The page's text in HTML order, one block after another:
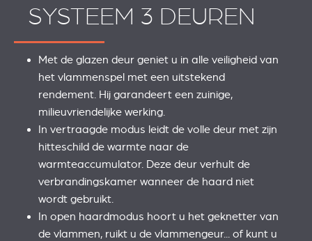
SYSTEEM 3 DEUREN
Met de glazen deur geniet u in alle veiligheid van
het vlammenspel met een uitstekend
rendement. Hij garandeert een zuinige,
milieuvriendelijke werking.
In vertraagde modus leidt de volle deur met zijn
hitteschild de warmte naar de
warmteaccumulator. Deze deur verhult de
verbrandingskamer wanneer de haard niet
wordt gebruikt.
In open haardmodus hoort u het geknetter van
de vlammen, ruikt u de vlammengeur... of kunt u